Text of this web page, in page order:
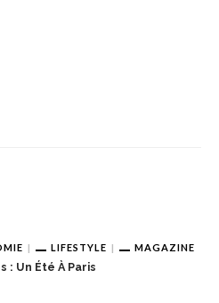
LIFESTYLE MAGAZINE
: Un Été À Paris